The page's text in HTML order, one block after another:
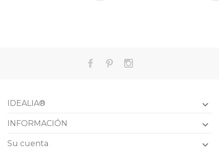
IDEALIA® 
INFORMACIÓN 
Su cuenta 